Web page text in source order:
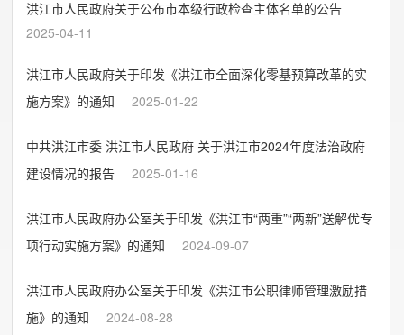
洪江市人民政府关于公布市本级行政检查主体名单的公告
2025-04-11
洪江市人民政府关于印发《洪江市全面深化零基预算改革的实
施方案》的通知
2025-01-22
中共洪江市委 洪江市人民政府 关于洪江市2024年度法治政府
建设情况的报告
2025-01-16
洪江市人民政府办公室关于印发《洪江市“两重”“两新”送解优专
项行动实施方案》的通知
2024-09-07
洪江市人民政府办公室关于印发《洪江市公职律师管理激励措
施》的通知
2024-08-28